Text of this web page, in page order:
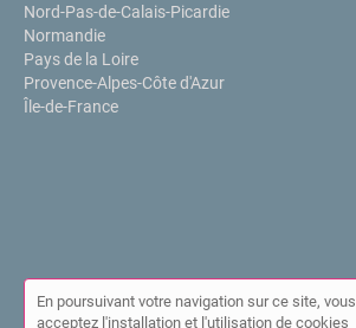
Nord-Pas-de-Calais-Picardie
Normandie
Pays de la Loire
Provence-Alpes-Côte d'Azur
Île-de-France
En poursuivant votre navigation sur ce site, vous
acceptez l'installation et l'utilisation de cookies